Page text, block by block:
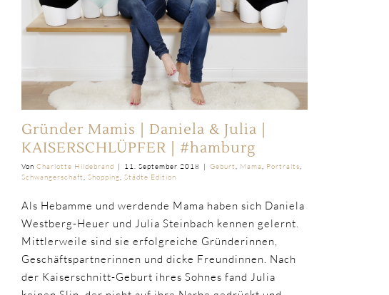
Gründer Mamis | Daniela & Julia |
KAISERSCHLÜPFER | #hamburg
Von Charlotte Hildebrand | 11. September 2018 | Geburt, Mama, Portraits,
Schwangerschaft, Shopping, Städte Edition
Als Hebamme und werdende Mama haben sich Daniela
Westberg-Heuer und Julia Steinbach kennen gelernt.
Mittlerweile sind sie erfolgreiche Gründerinnen,
Geschäftspartnerinnen und dicke Freundinnen. Nach
der Kaiserschnitt-Geburt ihres Sohnes fand Julia